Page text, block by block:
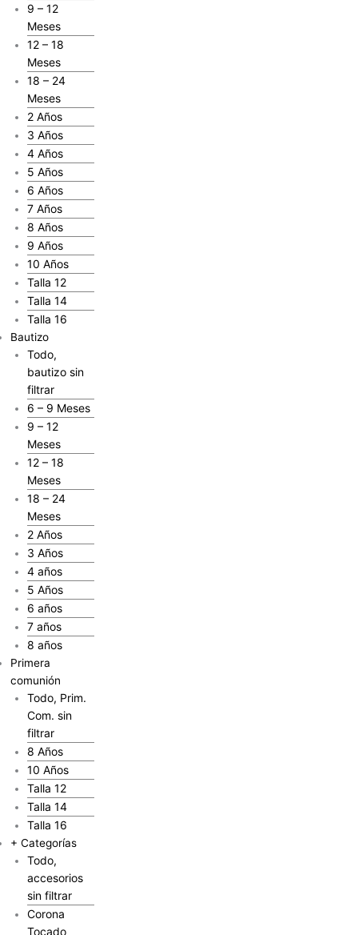
9 – 12
Meses
12 – 18
Meses
18 – 24
Meses
2 Años
3 Años
4 Años
5 Años
6 Años
7 Años
8 Años
9 Años
10 Años
Talla 12
Talla 14
Talla 16
Bautizo
Todo,
bautizo sin
filtrar
6 – 9 Meses
9 – 12
Meses
12 – 18
Meses
18 – 24
Meses
2 Años
3 Años
4 años
5 Años
6 años
7 años
8 años
Primera
comunión
Todo, Prim.
Com. sin
filtrar
8 Años
10 Años
Talla 12
Talla 14
Talla 16
+ Categorías
Todo,
accesorios
sin filtrar
Corona
Tocado